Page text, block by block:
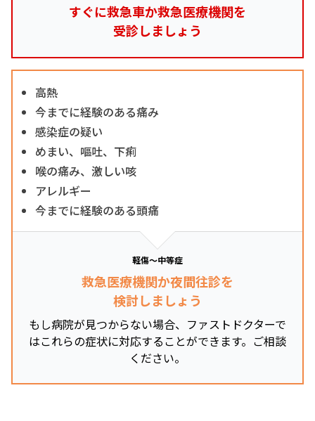
すぐに救急車か救急医療機関を
受診しましょう
高熱
今までに経験のある痛み
感染症の疑い
めまい、嘔吐、下痢
喉の痛み、激しい咳
アレルギー
今までに経験のある頭痛
軽傷～中等症
救急医療機関か夜間往診を
検討しましょう
もし病院が見つからない場合、ファストドクターで
はこれらの症状に対応することができます。ご相談
ください。